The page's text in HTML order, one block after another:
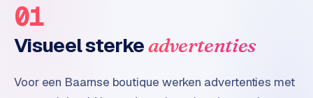
i
n
k
01
Visueel sterkeadvertenties
Voor een Baarnse boutique werken advertenties met